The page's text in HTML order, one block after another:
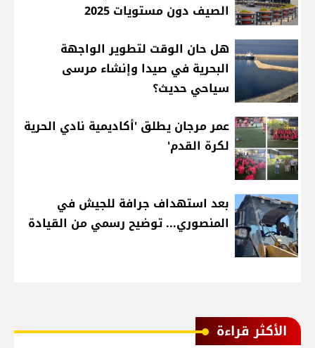
الصيف دون مستويات 2025
هل حان الوقت لتطوير الواجهة
البحرية في صيدا وإنشاء مرسى
سياحي حديث؟
عمر مرجان يطلق 'أكاديمية نادي الحرية
لكرة القدم'
بعد استهداف جرافة للجيش في
المنصوري... توضيح رسمي من القيادة
الأكثر قراءة